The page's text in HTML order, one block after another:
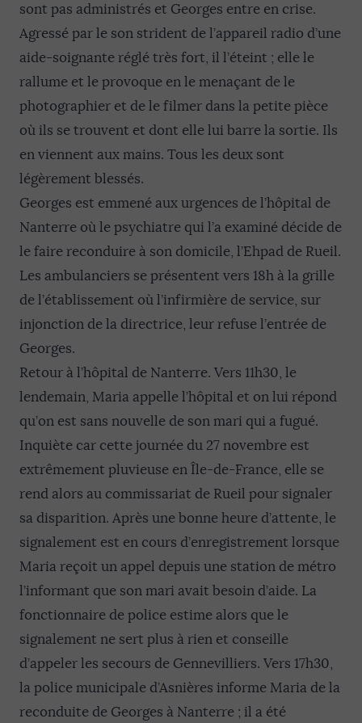
sont pas administrés et Georges entre en crise.
Agressé par le son strident de l’appareil radio d’une
aide-soignante réglé très fort, il l’éteint ; elle le
rallume et le provoque en le menaçant de le
photographier et de le filmer dans la petite pièce
où ils se trouvent et dont elle lui barre la sortie. Ils
en viennent aux mains. Tous les deux sont
légèrement blessés.
Georges est emmené aux urgences de l’hôpital de
Nanterre où le psychiatre qui l’a examiné décide de
le faire reconduire à son domicile, l’Ehpad de Rueil.
Les ambulanciers se présentent vers 18h à la grille
de l’établissement où l’infirmière de service, sur
injonction de la directrice, leur refuse l’entrée de
Georges.
Retour à l’hôpital de Nanterre. Vers 11h30, le
lendemain, Maria appelle l’hôpital et on lui répond
qu’on est sans nouvelle de son mari qui a fugué.
Inquiète car cette journée du 27 novembre est
extrêmement pluvieuse en Île-de-France, elle se
rend alors au commissariat de Rueil pour signaler
sa disparition. Après une bonne heure d’attente, le
signalement est en cours d’enregistrement lorsque
Maria reçoit un appel depuis une station de métro
l’informant que son mari avait besoin d’aide. La
fonctionnaire de police estime alors que le
signalement ne sert plus à rien et conseille
d’appeler les secours de Gennevilliers. Vers 17h30,
la police municipale d’Asnières informe Maria de la
reconduite de Georges à Nanterre ; il a été